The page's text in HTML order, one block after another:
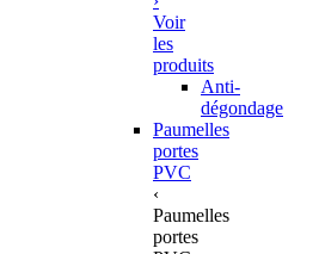
Voir
les
produits
Anti-
dégondage
Paumelles
portes
PVC
‹
Paumelles
portes